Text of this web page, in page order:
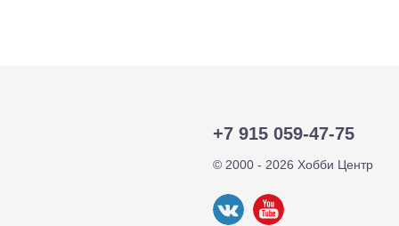
+7 915 059-47-75
© 2000 - 2026 Хобби Центр